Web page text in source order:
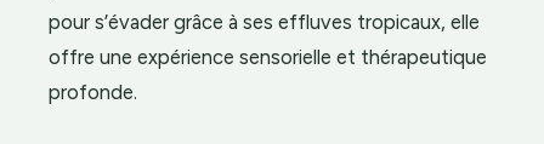
pour s’évader grâce à ses effluves tropicaux, elle
offre une expérience sensorielle et thérapeutique
profonde.